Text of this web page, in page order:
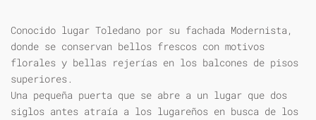
Conocido lugar Toledano por su fachada Modernista,
donde se conservan bellos frescos con motivos
florales y bellas rejerías en los balcones de pisos
superiores.
Una pequeña puerta que se abre a un lugar que dos
siglos antes atraía a los lugareños en busca de los